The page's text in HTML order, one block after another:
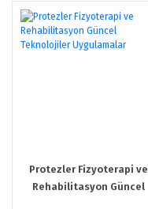
Protezler Fizyoterapi ve
Rehabilitasyon Güncel